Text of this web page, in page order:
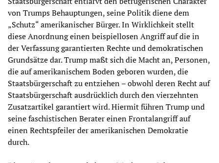
von Trumps Behauptungen, seine Politik diene dem
„Schutz“ amerikanischer Bürger. In Wirklichkeit stellt
diese Anordnung einen beispiellosen Angriff auf die in
der Verfassung garantierten Rechte und demokratischen
Grundsätze dar. Trump maßt sich die Macht an, Personen,
die auf amerikanischem Boden geboren wurden, die
Staatsbürgerschaft zu entziehen – obwohl deren Recht auf
Staatsbürgerschaft ausdrücklich durch den vierzehnten
Zusatzartikel garantiert wird. Hiermit führen Trump und
seine faschistischen Berater einen Frontalangriff auf
einen Rechtspfeiler der amerikanischen Demokratie
durch.